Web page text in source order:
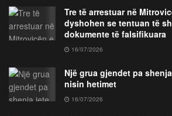
Tre të arrestuar në
dyshohen se tentuan të
dokumente të falsifikuara
16/07/2026
Një grua gjendet pa
nisin hetimet
16/07/2026